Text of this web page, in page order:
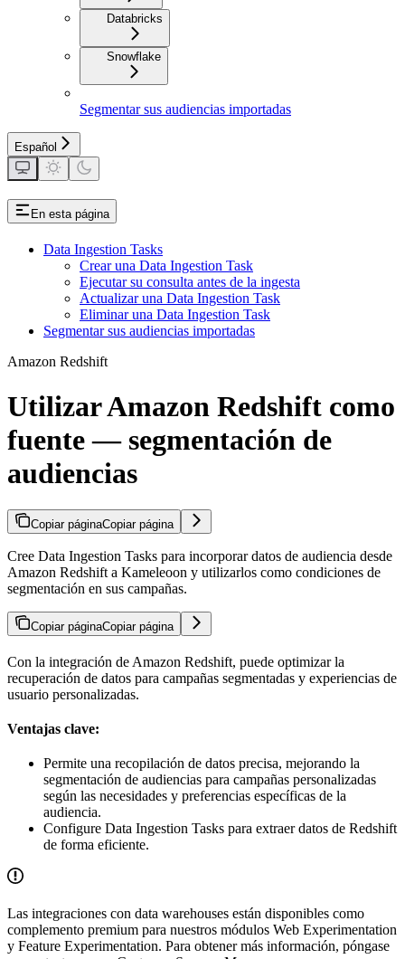
Databricks
Snowflake
Segmentar sus audiencias importadas
Español
En esta página
Data Ingestion Tasks
Crear una Data Ingestion Task
Ejecutar su consulta antes de la ingesta
Actualizar una Data Ingestion Task
Eliminar una Data Ingestion Task
Segmentar sus audiencias importadas
Amazon Redshift
Utilizar Amazon Redshift como
fuente — segmentación de
audiencias
Copiar páginaCopiar página
Cree Data Ingestion Tasks para incorporar datos de audiencia desde
Amazon Redshift a Kameleoon y utilizarlos como condiciones de
segmentación en sus campañas.
Copiar páginaCopiar página
Con la integración de Amazon Redshift, puede optimizar la
recuperación de datos para campañas segmentadas y experiencias de
usuario personalizadas.
Ventajas clave:
Permite una recopilación de datos precisa, mejorando la
segmentación de audiencias para campañas personalizadas
según las necesidades y preferencias específicas de la
audiencia.
Configure Data Ingestion Tasks para extraer datos de Redshift
de forma eficiente.
Las integraciones con data warehouses están disponibles como
complemento premium para nuestros módulos Web Experimentation
y Feature Experimentation. Para obtener más información, póngase